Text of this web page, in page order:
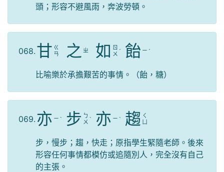
頭；形容不避風雨，奔波勞頓。
068. 甘 ㄍ
ㄢ
之 ㄓ 如 ㄖ
ㄨ ˊ 飴 ㄧ ˊ
比喻樂於承擔艱苦的事情。（飴，糖）
069. 亦 ㄧ ˋ 步 ㄅ
ㄨ ˋ 亦 ㄧ ˋ 趨 ㄑ
步，慢步；趨，快走；原指學生緊隨老師。後來
形容任何事情都模仿或追隨別人，完全沒有自己
的主張。